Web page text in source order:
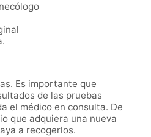
Es importante que
de las pruebas
el médico en consulta. De
que adquiera una nueva
a recogerlos.